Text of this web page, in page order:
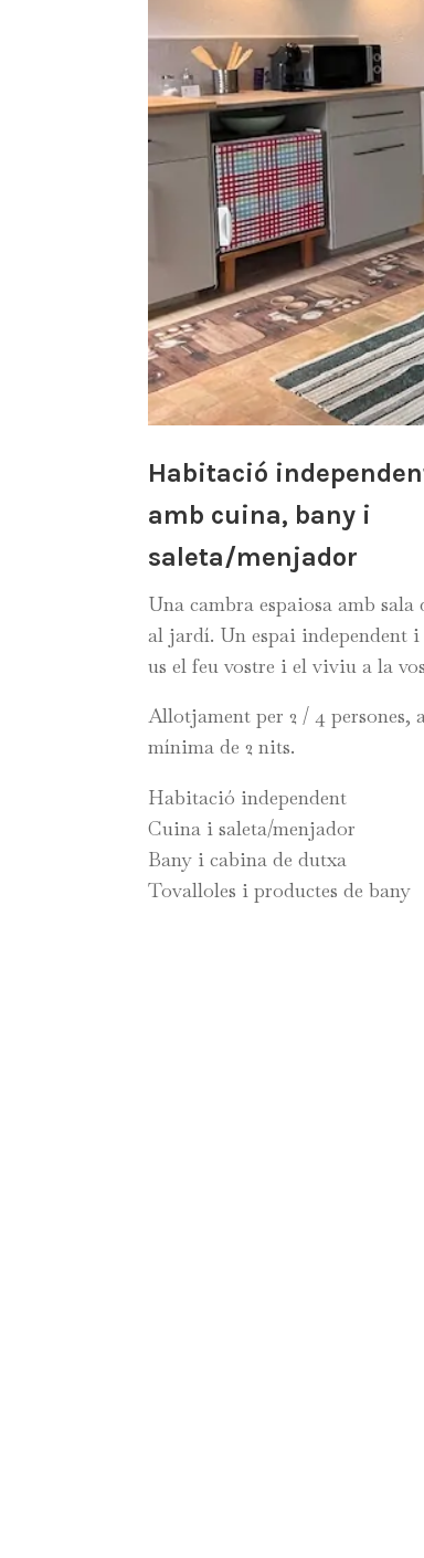
Habitació
amb cuina, bany i
saleta/menjador
Una cambra espaiosa amb sala
al jardí. Un espai independent
us el feu vostre i el viviu a la
Allotjament per 2 / 4 persones,
mínima de 2 nits.
Habitació independent
Cuina i saleta/menjador
Bany i cabina de dutxa
Tovalloles i productes de bany